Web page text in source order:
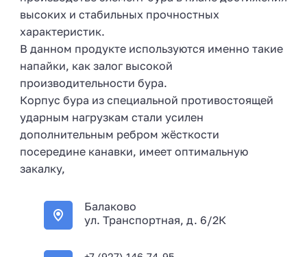
высоких и стабильных прочностных
характеристик.
В данном продукте используются именно такие
напайки, как залог высокой
производительности бура.
Корпус бура из специальной противостоящей
ударным нагрузкам стали усилен
дополнительным ребром жёсткости
посередине канавки, имеет оптимальную
закалку,
Балаково
ул. Транспортная, д. 6/2К